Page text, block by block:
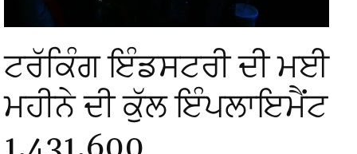
ਟਰੱਕਿੰਗ ਇੰਡਸਟਰੀ ਦੀ ਮਈ
ਮਹੀਨੇ ਦੀ ਕੁੱਲ ਇੰਪਲਾਇਮੈਂਟ